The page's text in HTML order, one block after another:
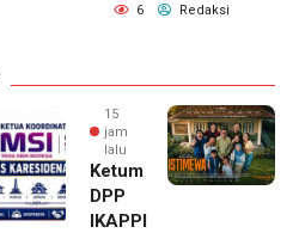
6 Redaksi
15
jam
lalu
Ketum
DPP
IKAPPI